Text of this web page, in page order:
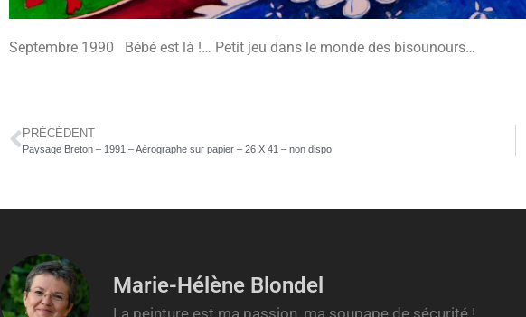
Septembre 1990 Bébé est là !… Petit jeu dans le monde des bisounours…
PRÉCÉDENT
Paysage Breton – 1991 – Aérographe sur papier – 26 X 41 – non dispo
Marie-Hélène Blondel
La peinture est ma passion, ma soupape de sécurité !